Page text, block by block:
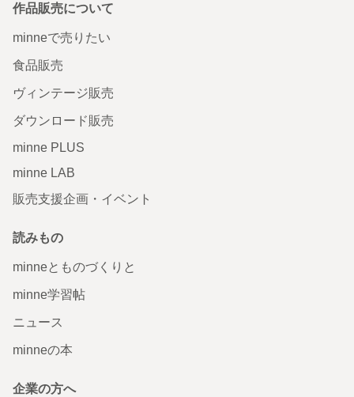
作品販売について
minneで売りたい
食品販売
ヴィンテージ販売
ダウンロード販売
minne PLUS
minne LAB
販売支援企画・イベント
読みもの
minneとものづくりと
minne学習帖
ニュース
minneの本
企業の方へ